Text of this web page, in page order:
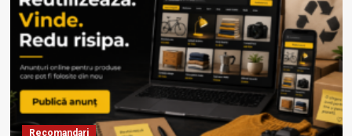
Recomandari